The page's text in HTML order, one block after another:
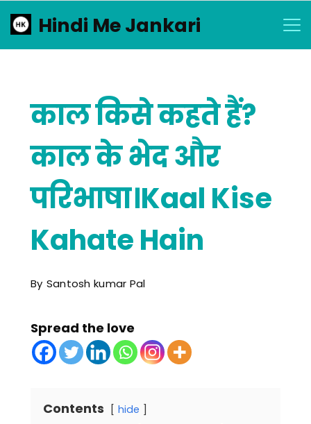
Skip
to
content
Hindi Me Jankari
काल किसे कहते हैं?
काल के भेद और
परिभाषा।Kaal Kise
Kahate Hain
By Santosh kumar Pal
Spread the love
Contents hide